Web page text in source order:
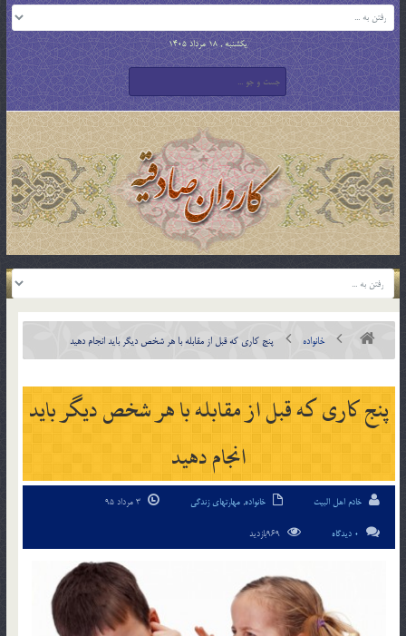
یکشنبه , 18 مرداد 1405
خانواده پنج کاری که قبل از مقابله با هر شخص دیگر باید انجام دهید
پنج کاری که قبل از مقابله با هر شخص دیگر باید
انجام دهید
خادم اهل البیت خانواده, مهارتهای زندگی
0 دیدگاه